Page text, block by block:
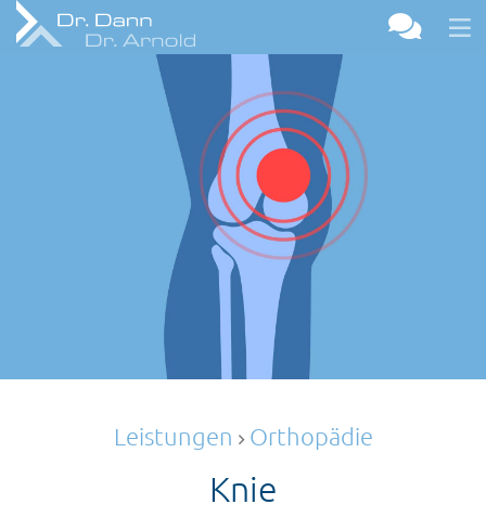
Leistungen Orthopädie
Knie